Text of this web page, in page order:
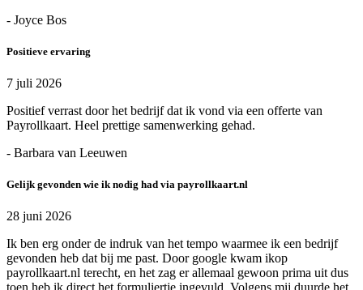
- Joyce Bos
Positieve ervaring
7 juli 2026
Positief verrast door het bedrijf dat ik vond via een offerte van
Payrollkaart. Heel prettige samenwerking gehad.
- Barbara van Leeuwen
Gelijk gevonden wie ik nodig had via payrollkaart.nl
28 juni 2026
Ik ben erg onder de indruk van het tempo waarmee ik een bedrijf
gevonden heb dat bij me past. Door google kwam ikop
payrollkaart.nl terecht, en het zag er allemaal gewoon prima uit dus